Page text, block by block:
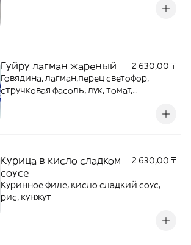
Гуйру лагман жареный
2 630,00 ₸
Говядина, лагман,перец светофор,
стручковая фасоль, лук, томат,
Курица в кисло сладком
соусе
2 630,00 ₸
Куринное филе, кисло сладкий соус,
рис, кунжут